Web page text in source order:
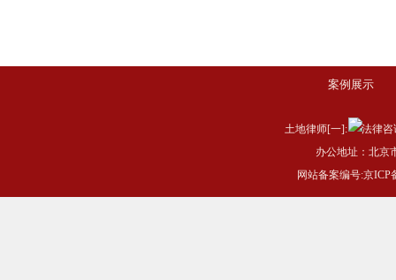
案例展示
土地律师[一]:
办公地址：北京
网站备案编号:京ICP